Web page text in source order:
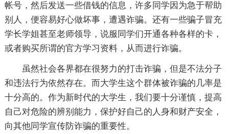
帐号，然后发送一些借钱的信息，许多同学因为急于帮助
别人，便容易好心做坏事，遭遇诈骗。还有一些骗子冒充
学长学姐甚至老师领导，说服同学们开通各种各样的卡，
或者购买所谓的官方学习资料，从而进行诈骗。
虽然社会各界都在很努力的打击诈骗，但是不法分子
和违法行为依然存在。而大学生这个群体被诈骗的几率是
十分高的。作为新时代的大学生，我们要十分谨慎，提高
自己对危险的辨别能力，保护好自己的人身和财产安全，
向其他同学宣传防诈骗的重要性。